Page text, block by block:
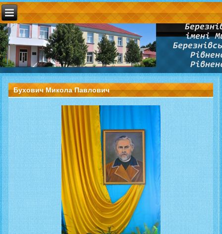
Бухович Микола Павлович